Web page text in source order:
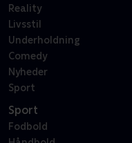
Reality
Livsstil
Underholdning
Comedy
Nyheder
Sport
Sport
Fodbold